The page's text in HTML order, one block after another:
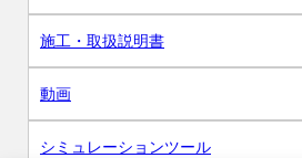
施工・取扱説明書
動画
シミュレーションツール